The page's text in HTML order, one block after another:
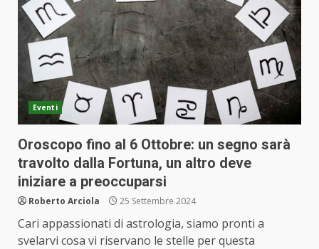
Eventi
Oroscopo fino al 6 Ottobre: un segno sarà
travolto dalla Fortuna, un altro deve
iniziare a preoccuparsi
Roberto Arciola 25 Settembre 2024
Cari appassionati di astrologia, siamo pronti a
svelarvi cosa vi riservano le stelle per questa